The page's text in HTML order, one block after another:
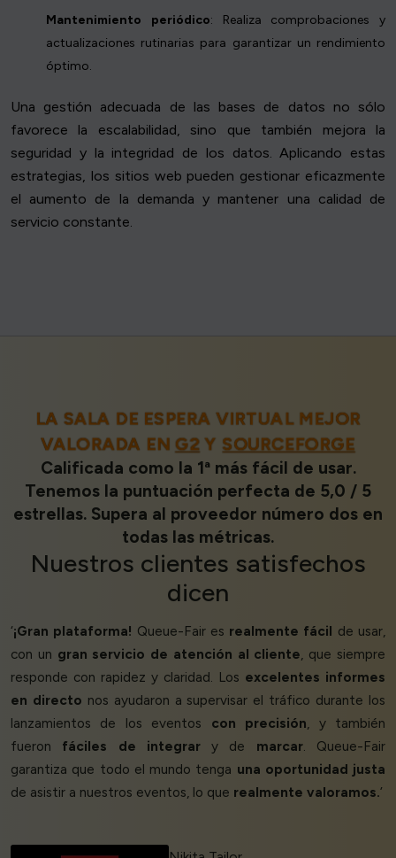
Mantenimiento periódico: Realiza comprobaciones y
actualizaciones rutinarias para garantizar un rendimiento
óptimo.
Una gestión adecuada de las bases de datos no sólo
favorece la escalabilidad, sino que también mejora la
seguridad y la integridad de los datos. Aplicando estas
estrategias, los sitios web pueden gestionar eficazmente
el aumento de la demanda y mantener una calidad de
servicio constante.
LA SALA DE ESPERA VIRTUAL MEJOR
VALORADA ENG2 Y SOURCEFORGE
Calificada como la 1ª más fácil de usar.
Tenemos la puntuación perfecta de 5,0 / 5
estrellas. Supera al proveedor número dos en
todas las métricas.
Nuestros clientes satisfechos
dicen
‘¡Gran plataforma! Queue-Fair es realmente fácil de usar,
con un gran servicio de atención al cliente, que siempre
responde con rapidez y claridad. Los excelentes informes
en directo nos ayudaron a supervisar el tráfico durante los
lanzamientos de los eventos con precisión, y también
fueron fáciles de integrary de marcar. Queue-Fair
garantiza que todo el mundo tenga una oportunidad justa
de asistir a nuestros eventos, lo que realmente valoramos.’